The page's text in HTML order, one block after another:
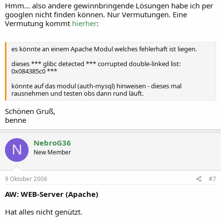
Hmm... also andere gewinnbringende Lösungen habe ich per
googlen nicht finden können. Nur Vermutungen. Eine
Vermutung kommt hierher:
es könnte an einem Apache Modul welches fehlerhaft ist liegen.
dieses *** glibc detected *** corrupted double-linked list:
0x084385c0 ***
könnte auf das modul (auth-mysql) hinweisen - dieses mal
rausnehmen und testen obs dann rund läuft.
Schönen Gruß,
benne
N NebroG36
New Member
9 Oktober 2006 #7
AW: WEB-Server (Apache)
Hat alles nicht genützt.